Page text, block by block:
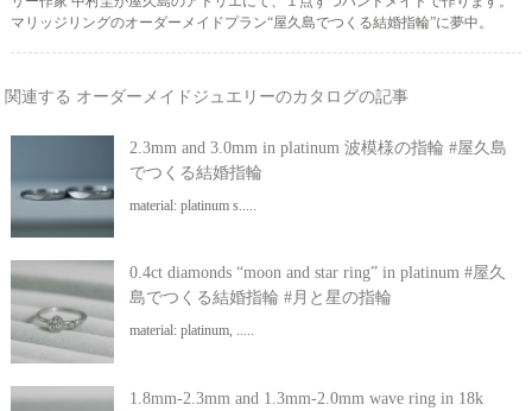
マリッジリングのオーダーメイドプラン“屋久島でつくる結婚指輪”に夢中。
関連する オーダーメイドジュエリーのカタログの記事
2.3mm and 3.0mm in platinum 波模様の指輪 #屋久島
でつくる結婚指輪
material: platinum s.....
0.4ct diamonds “moon and star ring” in platinum #屋久
島でつくる結婚指輪 #月と星の指輪
material: platinum, .....
1.8mm-2.3mm and 1.3mm-2.0mm wave ring in 18k